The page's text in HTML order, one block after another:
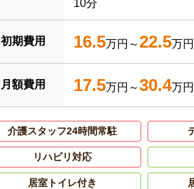
10分
初期費用 16.5万円～22.5万円
月額費用 17.5万円～30.4万円
介護スタッフ24時間常駐
リハビリ対応
居室トイレ付き